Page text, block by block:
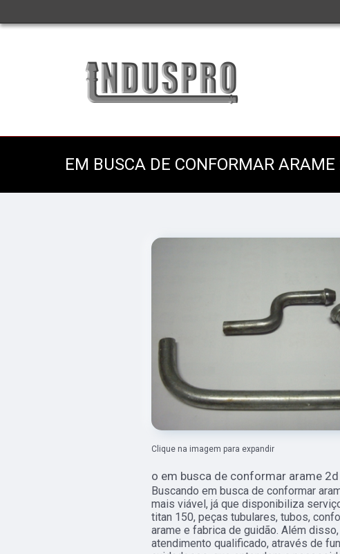
EM BUSCA DE CONFORMAR
Clique na imagem para expandir
o em busca de conformar arame
Buscando em busca de conformar
mais viável, já que disponibiliza
titan 150, peças tubulares, tubos,
arame e fabrica de guidão. Além
atendimento qualificado, através de